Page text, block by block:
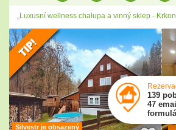
„Luxusní wellness chalupa a vinný sklep -
Silvestr je obsazený
139
47